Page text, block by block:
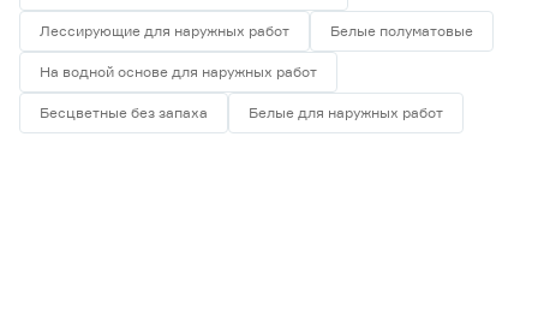
Лессирующие для наружных работ Белые полуматовые
На водной основе для наружных работ
Бесцветные без запаха Белые для наружных работ